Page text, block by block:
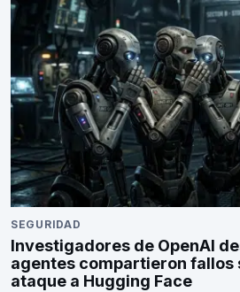
SEGURIDAD
Investigadores de OpenAI
agentes compartieron fallos
ataque a Hugging Face